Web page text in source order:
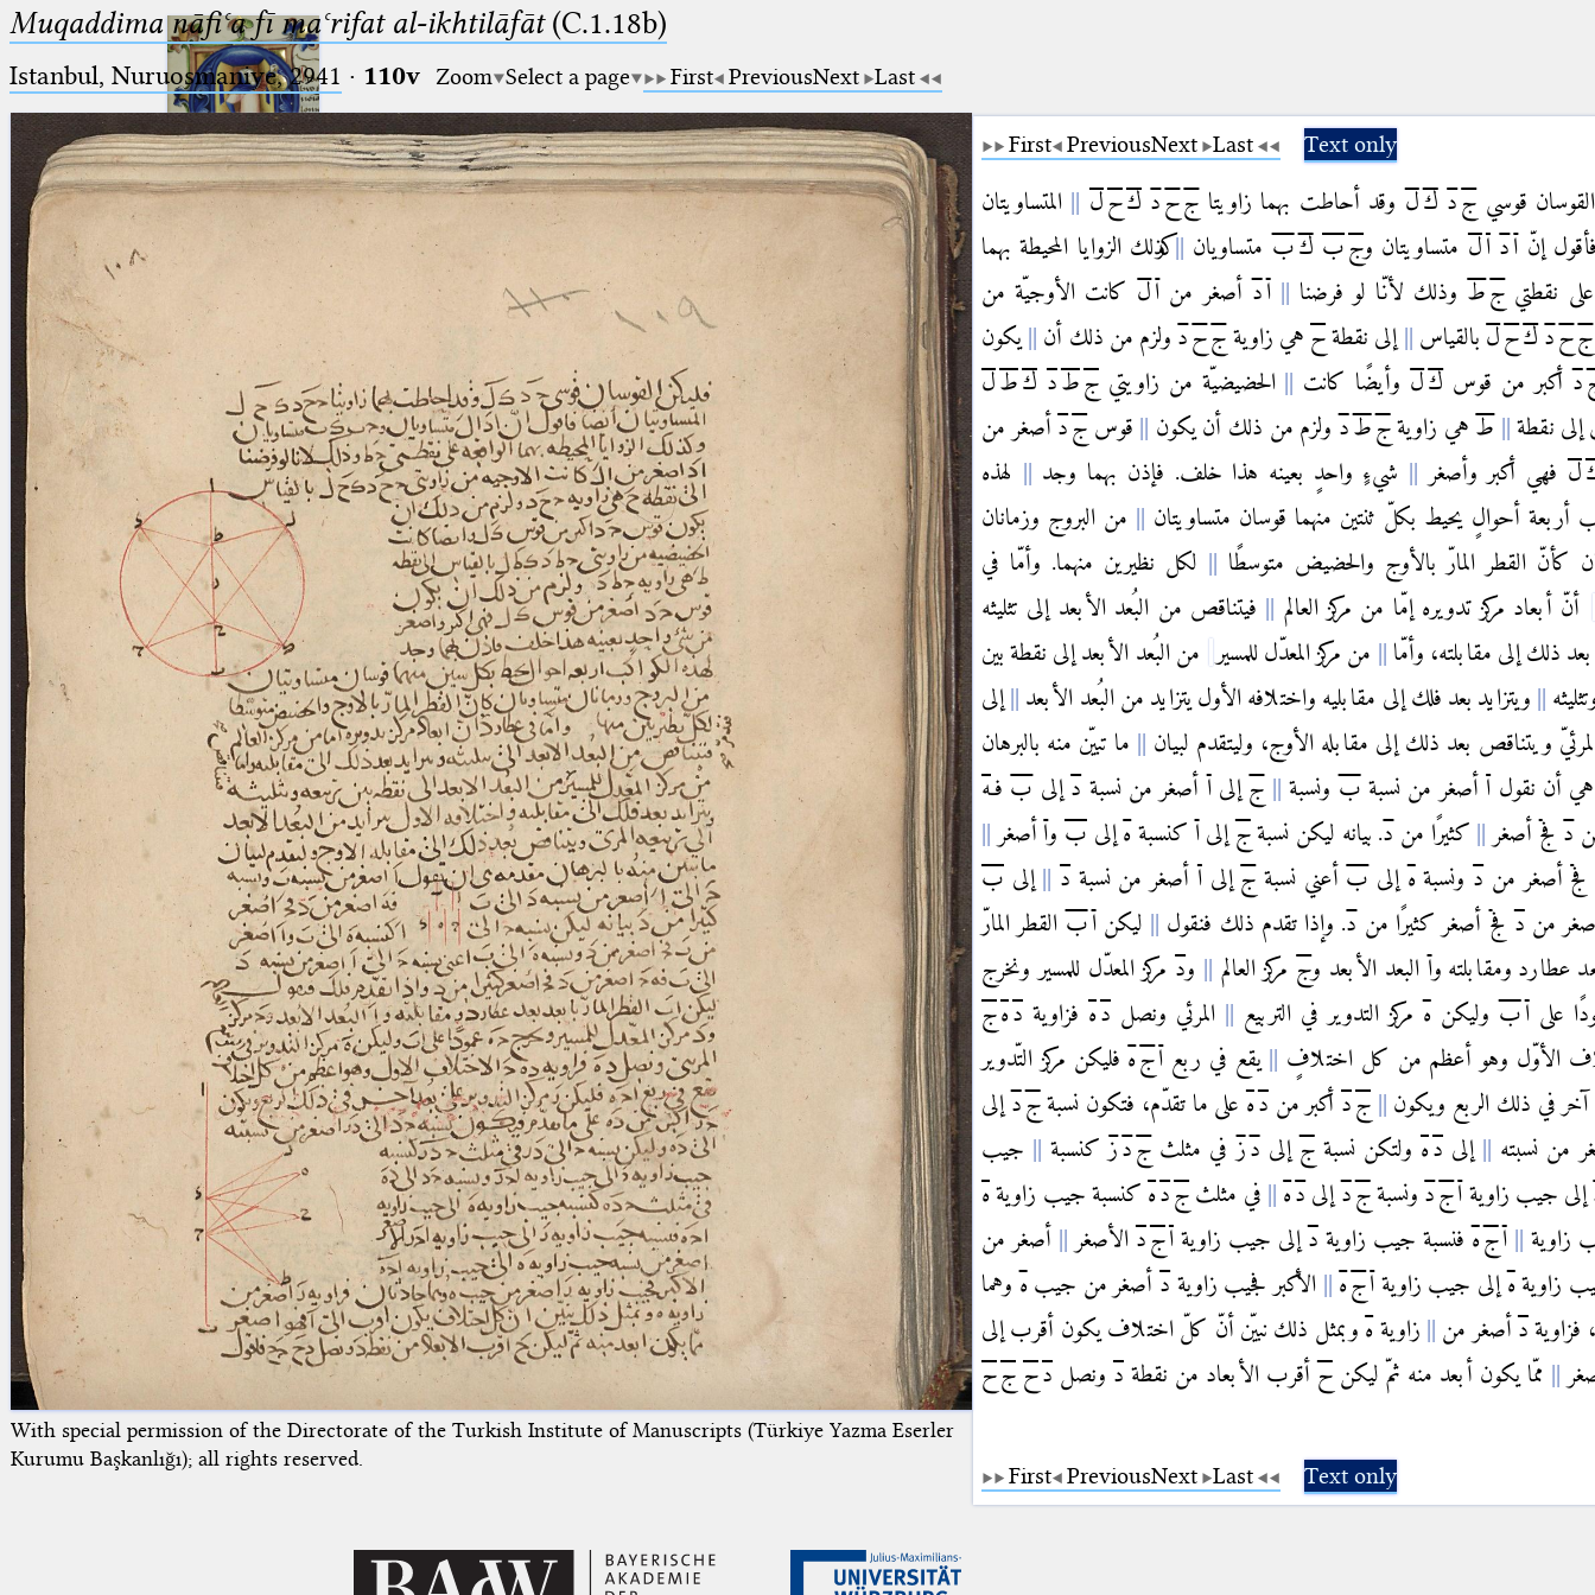
Ptolemaeus
Arabus et Latinus
(the underscore) is the placeholder
for exactly one character.
(the percent sign) is the
placeholder for no, one or more
than one character.
(two percent signs) is the
placeholder for no, one or more
than one character, but not for
blank space (so that a search ends
at word boundaries).
Start
Project
Team
News
Jobs
Publications
Conference
Arabic Works
Arabic Manuscripts
Latin Works
Latin Manuscripts
Latin Early Prints
Images
Texts
beta Glossary
Resources
Licenses FAQ·Contact·
Impressum· Privacy· 2013
Print 🖨
Muqaddima nāfiʿa fī maʿrifat al-ikhtilāfāt(C.1.18b)
Istanbul, Nuruosmaniye, 2941 · 110v Zoom Select a page First PreviousNext Last
With special permission of the Directorate of the Turkish Institute of Manuscripts (Türkiye Yazma Eserler
Kurumu Başkanlığı); all rights reserved.
First PreviousNext Last Text only
قوسي ج د ك ل وقد أحاطت بهما زاويتا ج ح د كح ل
المتساويتان
إنّ ا د ا ل متساويتان وج ب ك ب متساويان
وكذلك الزوايا المحيطة بهما
على نقطتي ج ط وذلك لأنّا لو فرضنا ا د أصغر من ا ل كانت الأوجيّة من
ج ح د كح ل بالقياس إلى نقطة ح هي زاوية ج ح د ولزم من ذلك أن
يكون
د أكبر من قوس ك ل وأيضًا كانت الحضيضيّة من زاويتيج ط د ك ط ل
إلى نقطة
ط هي زاويةج ط د ولزم من ذلك أن يكون قوس ج د أصغر من
ل فهي أكبر وأصغر شيءٍ واحدٍ بعينه هذا خلف. فإذن بهما وجد
لهذه
أربعة أحوالٍ يحيط بكلّ ثنتين منهما قوسان متساويتان
من البروج وزمانان
كأنّ القطر المارّ بالأوج والحضيض متوسطًا
لكل نظيرين منهما. وأمّا في
أنّ أبعاد مركز تدويره إمّا من مركز العالم
فيتناقص من البُعد الأبعد إلى تثليثه
بعد ذلك إلى مقابلته، وأمّا
من مركز المعدّل للمسير
من البُعد الأبعد إلى نقطة بين
ويتزايد بعد فلك إلى مقابليه واختلافه الأول يتزايد من البُعد الأبعد
إلى
ويتناقص بعد ذلك إلى مقابله الأوج، وليتقدم لبيان
ما تبيّن منه بالبرهان
أن نقول ا أصغر من نسبة ب ونسبة ج إلىا أصغر من نسبة د إلى ب فـه
د فج أصغر كثيرًا من د. بيانه ليكن نسبةج إلىا كنسبة ه إلى ب وا أصغر
فج أصغر من د ونسبة ه إلى ب أعني نسبة ج إلىا أصغر من نسبة د إلى ب
من د فج أصغر كثيرًا من د. وإذا تقدم ذلك فنقول ليكنا ب القطر المارّ
عطارد ومقابلته وا البعد الأبعد وج مركز العالم ود مركز المعدّل للمسير ونخرج
علىا ب وليكن ه مركز التدوير في التربيع المرئي ونصل د ه فزاوية د هج
الأوّل وهو أعظم من كل اختلافٍ
يقع في ربع اج ه فليكن مركز التّدوير
آخر في ذلك الربع ويكون
ج د أكبر من د ه على ما تقدّم، فتكون نسبةج د إلى
من نسبته
إلى د ه ولتكن نسبةج إلى د ز في مثلث ج د ز كنسبة
جيب
إلى جيب زاوية اج د ونسبةج د إلى د ه في مثلث ج د ه كنسبة جيب زاوية ه
زاوية
اج ه فنسبة جيب زاوية د إلى جيب زاويةاج د الأصغر
أصغر من
زاوية ه إلى جيب زاوية اج ه الأكبر فجيب زاوية د أصغر من جيب ه وهما
فزاوية د أصغر من زاوية ه وبمثل ذلك نبيّن أنّ كلّ اختلاف يكون أقرب إلى
ممّا يكون أبعد منه ثمّ ليكنح أقرب الأبعاد من نقطة د ونصل دح ج ح
First PreviousNext Last Text only